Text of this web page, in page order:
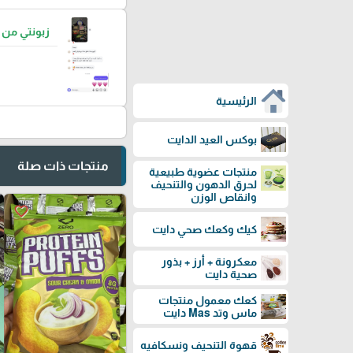
الرئيسية
بوكس العيد الدايت
منتجات عضوية طبيعية
لحرق الدهون والتنحيف
وانقاص الوزن
كيك وكعك صحي دايت
معكرونة + أرز + بذور
صحية دايت
كعك معمول منتجات
ماس وتد Mas دايت
قهوة التنحيف ونسكافيه
زبونتي
منتجات ذات صلة
favorite_border